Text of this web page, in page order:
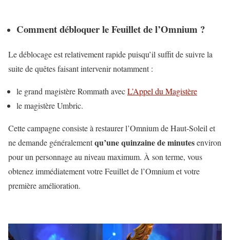
Comment débloquer le Feuillet de l’Omnium ?
Le déblocage est relativement rapide puisqu’il suffit de suivre la
suite de quêtes faisant intervenir notamment :
le grand magistère Rommath avecL’Appel du Magistère
le magistère Umbric.
Cette campagne consiste à restaurer l’Omnium de Haut-Soleil et
ne demande généralementqu’une quinzaine de minutesenviron
pour un personnage au niveau maximum. À son terme, vous
obtenez immédiatement votre Feuillet de l’Omnium et votre
première amélioration.